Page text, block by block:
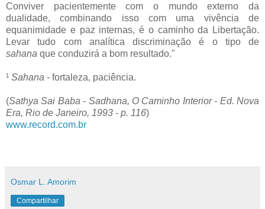
Conviver pacientemente com o mundo externo da
dualidade, combinando isso com uma vivência de
equanimidade e paz internas, é o caminho da Libertação.
Levar tudo com analítica discriminação é o tipo de
sahana que conduzirá a bom resultado."
¹ Sahana - fortaleza, paciência.
(Sathya Sai Baba - Sadhana, O Caminho Interior - Ed. Nova
Era, Rio de Janeiro, 1993 - p. 116)
www.record.com.br
Osmar L. Amorim
Compartilhar